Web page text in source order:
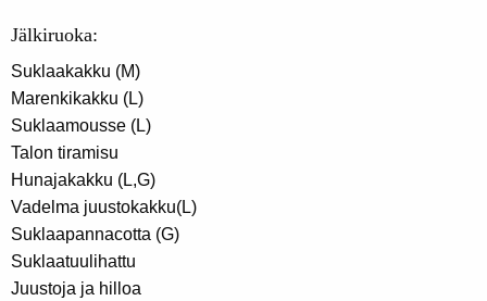
Jälkiruoka:
Suklaakakku (M)
Marenkikakku (L)
Suklaamousse (L)
Talon tiramisu
Hunajakakku (L,G)
Vadelma juustokakku(L)
Suklaapannacotta (G)
Suklaatuulihattu
Juustoja ja hilloa